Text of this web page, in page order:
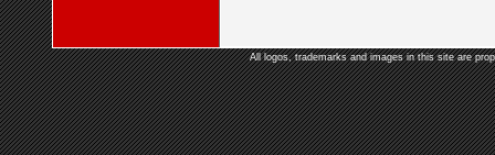
All logos, trademarks and images in this site are